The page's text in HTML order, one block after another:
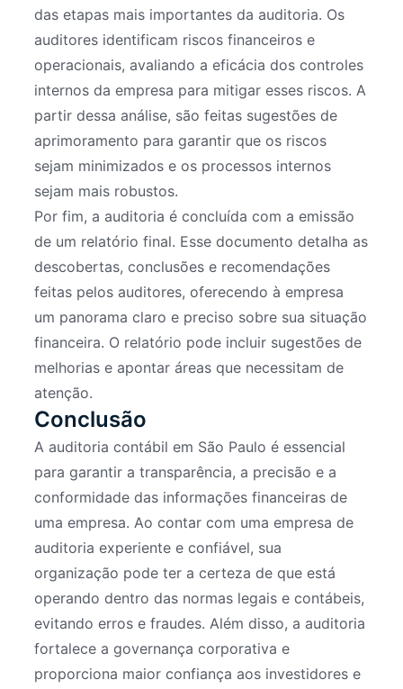
das etapas mais importantes da auditoria. Os
auditores identificam riscos financeiros e
operacionais, avaliando a eficácia dos controles
internos da empresa para mitigar esses riscos. A
partir dessa análise, são feitas sugestões de
aprimoramento para garantir que os riscos
sejam minimizados e os processos internos
sejam mais robustos.
Por fim, a auditoria é concluída com a emissão
de um relatório final. Esse documento detalha as
descobertas, conclusões e recomendações
feitas pelos auditores, oferecendo à empresa
um panorama claro e preciso sobre sua situação
financeira. O relatório pode incluir sugestões de
melhorias e apontar áreas que necessitam de
atenção.
Conclusão
A auditoria contábil em São Paulo é essencial
para garantir a transparência, a precisão e a
conformidade das informações financeiras de
uma empresa. Ao contar com uma empresa de
auditoria experiente e confiável, sua
organização pode ter a certeza de que está
operando dentro das normas legais e contábeis,
evitando erros e fraudes. Além disso, a auditoria
fortalece a governança corporativa e
proporciona maior confiança aos investidores e